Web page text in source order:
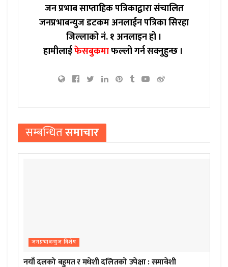
जन प्रभाब साप्ताहिक पत्रिकाद्वारा संचालित
जनप्रभाबन्युज डटकम अनलाईन पत्रिका सिरहा
जिल्लाको नं. १ अनलाइन हो ।
हामीलाईफेसबुकमाफल्लो गर्न सक्नुहुन्छ ।
सम्बन्धितसमाचार
जनप्रभाबन्युज विशेष
नयाँ दलको बहुमत र मधेशी दलितको उपेक्षा : समावेशी